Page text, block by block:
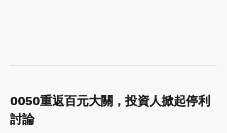
0050重返百元大關，投資人掀起停利
討論